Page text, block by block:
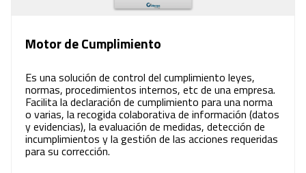
Motor de Cumplimiento
Es una solución de control del cumplimiento leyes,
normas, procedimientos internos, etc de una empresa.
Facilita la declaración de cumplimiento para una norma
o varias, la recogida colaborativa de información (datos
y evidencias), la evaluación de medidas, detección de
incumplimientos y la gestión de las acciones requeridas
para su corrección.